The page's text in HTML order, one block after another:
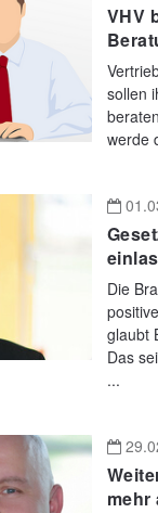
VHV
sollen
werde
Die
glaubt
Das
...
mehr